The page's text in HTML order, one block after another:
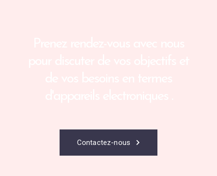
Contactez-nous